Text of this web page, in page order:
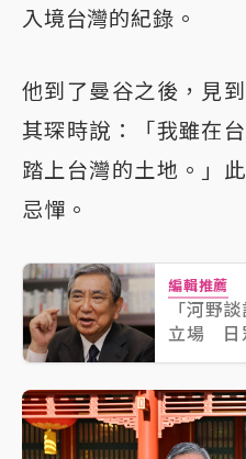
入境台灣的紀錄。
他到了曼谷之後，見
其琛時說：「我雖在
踏上台灣的土地。」
忌憚。
編輯推薦
「河野
立場 日